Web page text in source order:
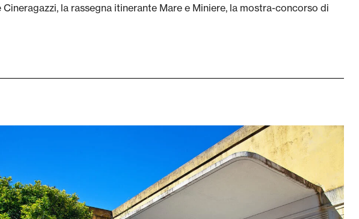
Cineragazzi, la rassegna itinerante Mare e Miniere, la mostra-concorso di